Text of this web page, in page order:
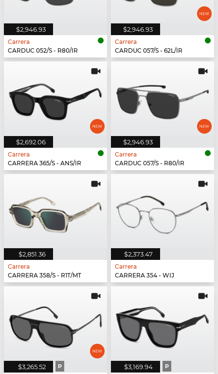
$2,946.93
Carrera
CARDUC 052/S - R80/IR
$2,946.93
Carrera
CARDUC 057/S - 62L/IR
$2,692.06
Carrera
CARRERA 365/S - ANS/IR
$2,946.93
Carrera
CARDUC 057/S - R80/IR
$2,851.36
Carrera
CARRERA 358/S - R1T/MT
$2,373.47
Carrera
CARRERA 354 - WIJ
$3,265.52 P $3,169.94 P